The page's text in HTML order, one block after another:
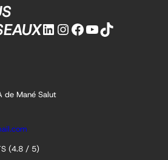
LinkedIn
Instagram
Facebook
YouTube
TikTok
de Mané Salut
(4.8 / 5)